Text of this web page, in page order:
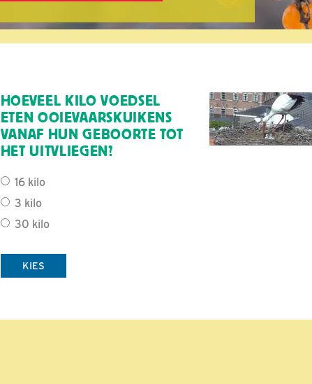
HOEVEEL KILO VOEDSEL
ETEN OOIEVAARSKUIKENS
VANAF HUN GEBOORTE TOT
HET UITVLIEGEN?
16 kilo
3 kilo
30 kilo
KIES